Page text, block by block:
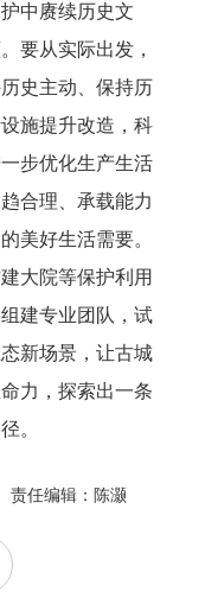
中赓续历史文
要从实际出发，
史主动、保持历
施提升改造，科
步优化生产生活
合理、承载能力
美好生活需要。
大院等保护利用
建专业团队，试
新场景，让古城
力，探索出一条
。
责任编辑：陈灏